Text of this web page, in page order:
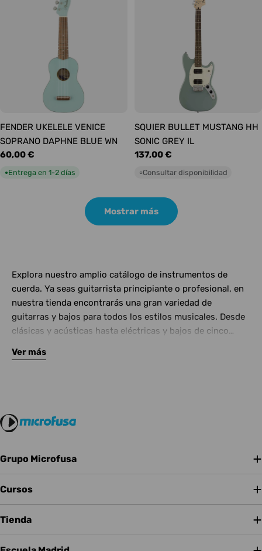
FENDER UKELELE VENICE
SOPRANO DAPHNE BLUE WN
Precio
habitual
60,00 €
●Entrega en 1-2 días
SQUIER BULLET MUSTANG HH
SONIC GREY IL
Precio
habitual
137,00 €
○Consultar disponibilidad
Mostrar más
Explora nuestro amplio catálogo de instrumentos de
cuerda. Ya seas guitarrista principiante o profesional, en
nuestra tienda encontrarás una gran variedad de
guitarras y bajos para todos los estilos musicales. Desde
clásicas y acústicas hasta eléctricas y bajos de cinco
Complementa tu instrumento con amplificadores de
Ver más
Grupo Microfusa
Cursos
Tienda